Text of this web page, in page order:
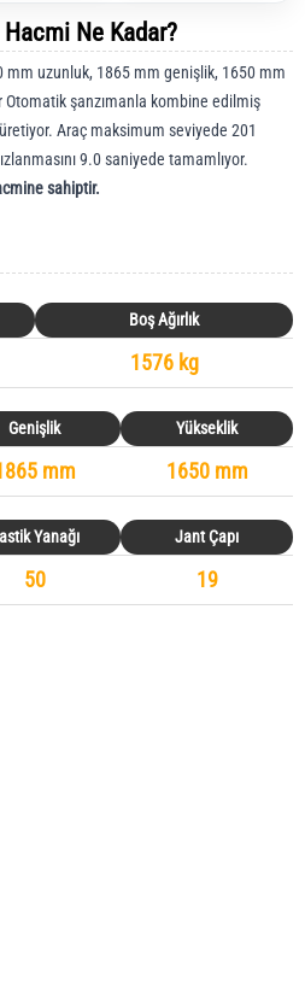
Ne Kadar?
mm uzunluk, 1865 mm genişlik, 1650 mm
şanzımanla kombine edilmiş
Araç maksimum seviyede 201
9.0 saniyede tamamlıyor.
sahiptir.
Boş Ağırlık
1576 kg
Genişlik Yükseklik
mm 1650 mm
Yanağı Jant Çapı
50 19